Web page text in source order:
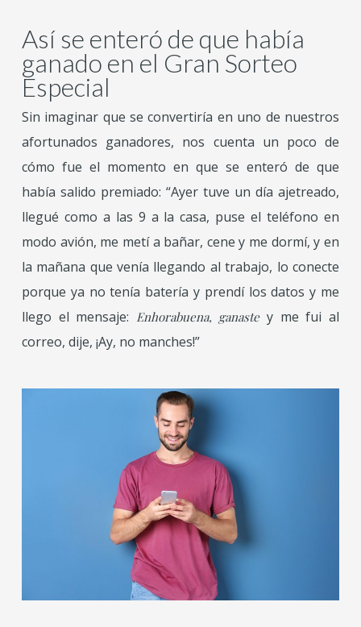
Así se enteró de que había
ganado en el Gran Sorteo
Especial
Sin imaginar que se convertiría en uno de nuestros
afortunados ganadores, nos cuenta un poco de
cómo fue el momento en que se enteró de que
había salido premiado: “Ayer tuve un día ajetreado,
llegué como a las 9 a la casa, puse el teléfono en
modo avión, me metí a bañar, cene y me dormí, y en
la mañana que venía llegando al trabajo, loconecte
porque ya no tenía batería y prendí los datos y me
llego el mensaje: Enhorabuena, ganastey me fui al
correo, dije, ¡Ay, no manches!”